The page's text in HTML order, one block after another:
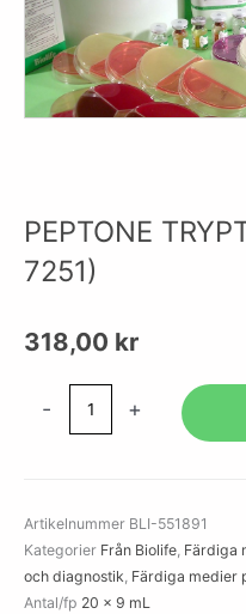
PEPTONE
7251)
318,00 kr
-
mängd
+
Artikelnummer BLI-551891
Kategorier Från Biolife, Färdiga
och diagnostik, Färdiga medier
Antal/fp 20 x 9 mL